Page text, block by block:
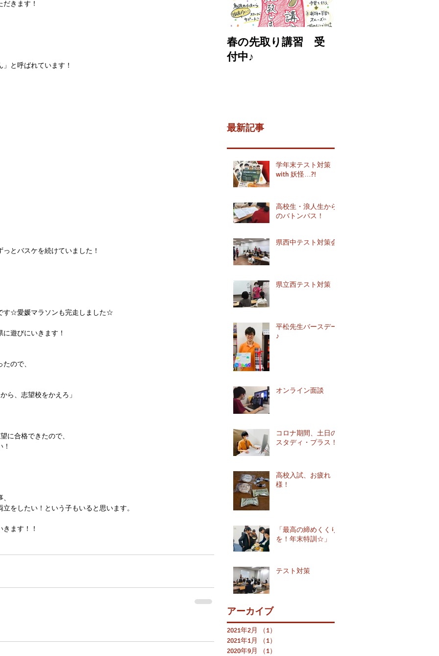
きます！
と呼ばれています！
とバスケを続けていました！
す☆愛媛マラソンも完走しました☆
遊びにいきます！
ので、
ら、志望校をかえろ」
に合格できたので、
をしたい！という子もいると思います。
ます！！
春の先取り講習 受
付中♪
最新記事
学年末テスト対策
with 妖怪…?!
高校生・浪人生から
のバトンパス！
県西中テスト対策会
県立西テスト対策
平松先生バースデー
♪
オンライン面談
コロナ期間、土日の
スタディ・プラス！
高校入試、お疲れ
様！
「最高の締めくくり
を！年末特訓☆」
テスト対策
アーカイブ
2021年2月 （1）
2021年1月
（1）
2020年9月
（1）